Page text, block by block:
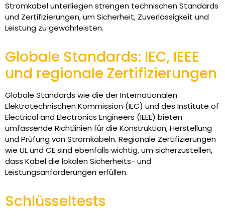
Stromkabel unterliegen strengen technischen Standards
und Zertifizierungen, um Sicherheit, Zuverlässigkeit und
Leistung zu gewährleisten.
Globale Standards: IEC, IEEE
und regionale Zertifizierungen
Globale Standards wie die der Internationalen
Elektrotechnischen Kommission (IEC) und des Institute of
Electrical and Electronics Engineers (IEEE) bieten
umfassende Richtlinien für die Konstruktion, Herstellung
und Prüfung von Stromkabeln. Regionale Zertifizierungen
wie UL und CE sind ebenfalls wichtig, um sicherzustellen,
dass Kabel die lokalen Sicherheits- und
Leistungsanforderungen erfüllen.
Schlüsseltests